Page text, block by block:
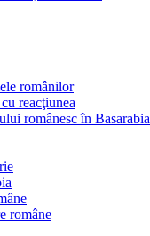
românilor
reacţiunea
românesc în Basarabia
române